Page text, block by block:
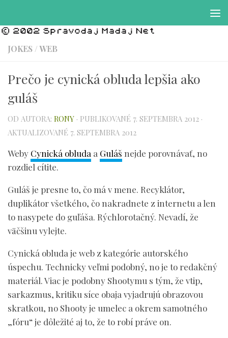
JOKES /WEB
Prečo je cynická obluda lepšia ako
guláš
OD AUTORA: RONY · PUBLIKOVANÉ 7. SEPTEMBRA 2012 ·
AKTUALIZOVANÉ 7. SEPTEMBRA 2012
Weby Cynická obluda a Guláš nejde porovnávať, no
rozdiel cítite.
Guláš je presne to, čo má v mene. Recyklátor,
duplikátor všetkého, čo nakradnete z internetu a len
to nasypete do guľáša. Rýchlorotačný. Nevadí, že
väčšinu vylejte.
Cynická obluda je web z kategórie autorského
úspechu. Technicky veľmi podobný, no je to redakčný
materiál. Viac je podobny Shootymu s tým, že vtip,
sarkazmus, kritiku síce obaja vyjadrujú obrazovou
skratkou, no Shooty je umelec a okrem samotného
„fóru“ je dôležité aj to, že to robí práve on.